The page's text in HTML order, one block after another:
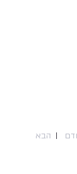
הבא